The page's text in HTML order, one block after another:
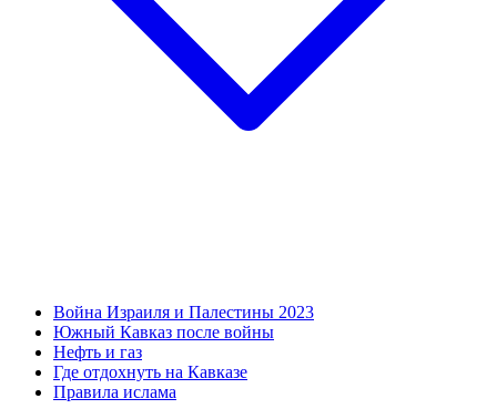
Война Израиля и Палестины 2023
Южный Кавказ после войны
Нефть и газ
Где отдохнуть на Кавказе
Правила ислама